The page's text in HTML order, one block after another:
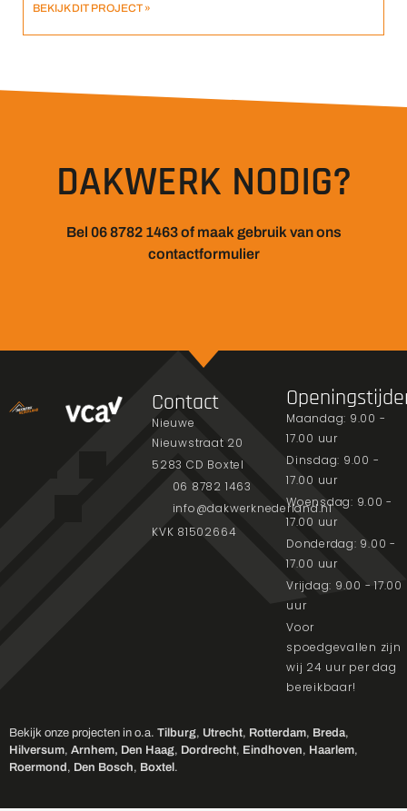
BEKIJK DIT PROJECT »
DAKWERK NODIG?
Bel 06 8782 1463 of maak gebruik van ons
contactformulier
Contact
Nieuwe
Nieuwstraat 20
5283 CD Boxtel
06 8782 1463
info@dakwerknederland.nl
KVK 81502664
Maandag: 9.00 -
17.00 uur
Dinsdag: 9.00 -
17.00 uur
Woensdag: 9.00 -
17.00 uur
Donderdag: 9.00 -
17.00 uur
Vrijdag: 9.00 - 17.00
uur
Voor
spoedgevallen zijn
wij 24 uur per dag
bereikbaar!
Bekijk onze projecten in o.a. Tilburg, Utrecht, Rotterdam, Breda,
Hilversum, Arnhem, Den Haag, Dordrecht, Eindhoven, Haarlem,
Roermond , Den Bosch, Boxtel .